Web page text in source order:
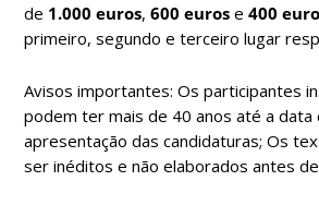
de 1.000 euros,600 euros e400
primeiro, segundo e terceiro lugar
Avisos importantes: Os participantes
podem ter mais de 40 anos até a data
apresentação das candidaturas; Os
ser inéditos e não elaborados antes